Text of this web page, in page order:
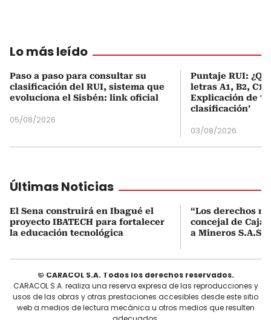
Lo más leído
Paso a paso para consultar su
clasificación del RUI, sistema que
evoluciona el Sisbén: link oficial
05/08/2026
Puntaje RUI:
letras A1, B2, C1
Explicación de
clasificación’
03/08/2026
Últimas Noticias
El Sena construirá en Ibagué el
proyecto IBATECH para fortalecer
la educación tecnológica
“Los derechos
concejal de
a Mineros S.A.S.
© CARACOL S.A. Todos los derechos reservados.
CARACOL S.A. realiza una reserva expresa de las reproducciones y
usos de las obras y otras prestaciones accesibles desde este sitio
web a medios de lectura mecánica u otros medios que resulten